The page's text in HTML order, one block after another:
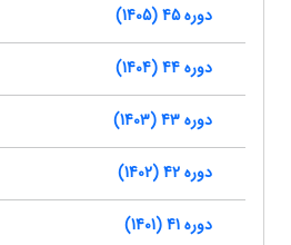
دوره 45 (1405)
دوره 44 (1404)
دوره 43 (1403)
دوره 42 (1402)
دوره 41 (1401)